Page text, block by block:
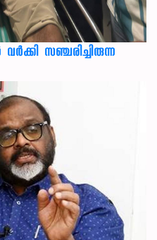
സഞ്ചരിച്ചിരുന്ന